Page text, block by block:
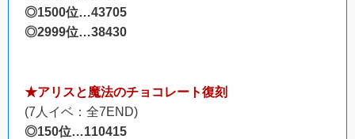
◎1500位…43705
◎2999位…38430
★アリスと魔法のチョコレート復刻
(7人イベ：全7END)
◎150位…110415